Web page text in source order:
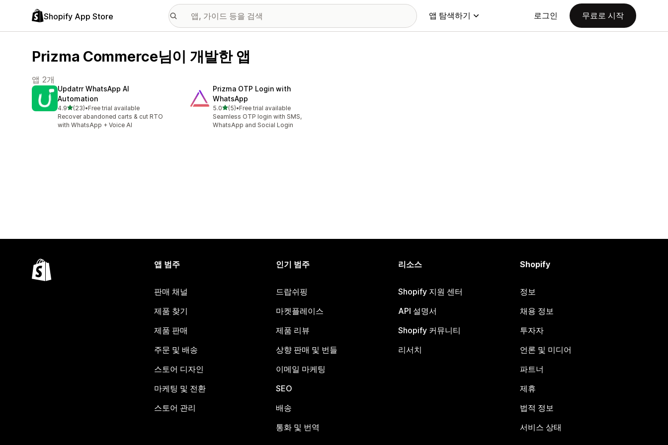
Shopify App Store 앱 탐색하기 로그인 무료로 시작
Prizma Commerce님이 개발한 앱
앱 2개
Updatrr WhatsApp AI
Automation
4.9별 5개 중
(23)
총 리뷰 23개
•Free trial available
Recover abandoned carts & cut RTO
with WhatsApp + Voice AI
Prizma OTP Login with
WhatsApp
5.0별 5개 중
(5)
총 리뷰 5개
•Free trial available
Seamless OTP login with SMS,
WhatsApp and Social Login
앱 범주
판매 채널
제품 찾기
제품 판매
주문 및 배송
스토어 디자인
마케팅 및 전환
스토어 관리
인기 범주
드랍쉬핑
마켓플레이스
제품 리뷰
상향 판매 및 번들
이메일 마케팅
SEO
배송
통화 및 번역
리소스
Shopify 지원 센터
API 설명서
Shopify 커뮤니티
리서치
Shopify
정보
채용 정보
투자자
언론 및 미디어
파트너
제휴
법적 정보
서비스 상태